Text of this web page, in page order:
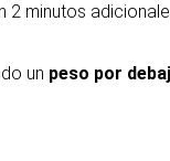
2 minutos
un peso por